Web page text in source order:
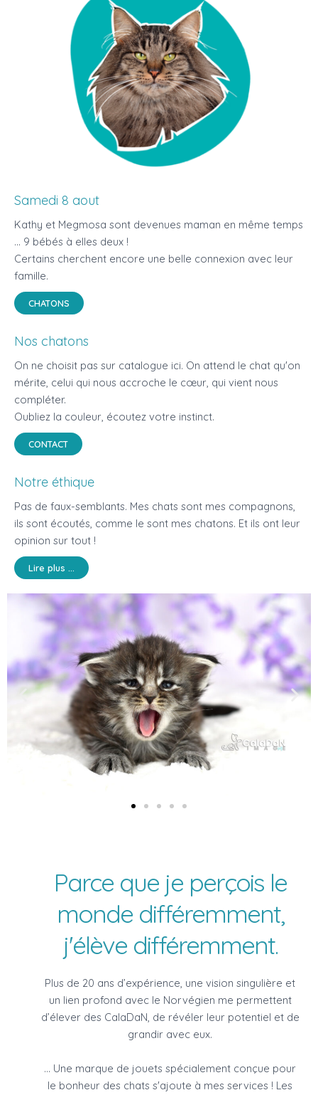
Samedi 8 aout
Kathy et Megmosa sont devenues maman en même temps
... 9 bébés à elles deux !
Certains cherchent encore une belle connexion avec leur
famille.
CHATONS
Nos chatons
On ne choisit pas sur catalogue ici. On attend le chat qu'on
mérite, celui qui nous accroche le cœur, qui vient nous
compléter.
Oubliez la couleur, écoutez votre instinct.
CONTACT
Notre éthique
Pas de faux-semblants. Mes chats sont mes compagnons,
ils sont écoutés, comme le sont mes chatons. Et ils ont leur
opinion sur tout !
Lire plus ...
Parce que je perçois le
monde différemment,
j'élève différemment.
Plus de 20 ans d’expérience, une vision singulière et
un lien profond avec le Norvégien me permettent
d’élever des CalaDaN, de révéler leur potentiel et de
grandir avec eux.
... Une marque de jouets spécialement conçue pour
le bonheur des chats s'ajoute à mes services ! Les